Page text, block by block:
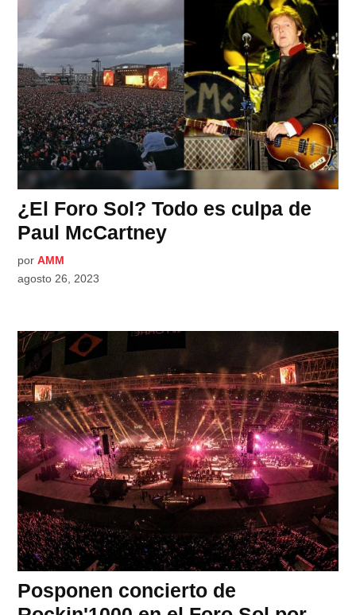
¿El Foro Sol? Todo es culpa de
Paul McCartney
por AMM
agosto 26, 2023
Posponen concierto de